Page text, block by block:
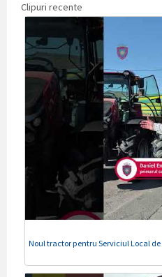
Clipuri recente
Noul tractor pentru Serviciul Local